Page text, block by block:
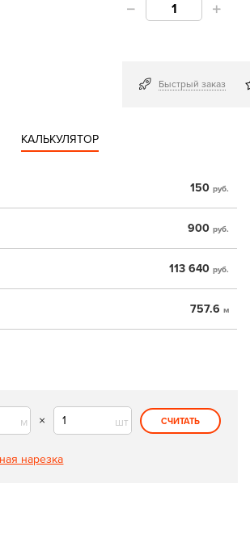
Быстрый заказ
КАЛЬКУЛЯТОР
150руб.
900руб.
113 640руб.
757.6м
м × шт СЧИТАТЬ
нарезка